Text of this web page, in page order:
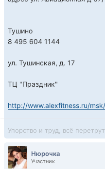
Тушино
8 495 604 1144
ул. Тушинская, д. 17
ТЦ "Праздник"
http://www.alexfitness.ru/
Упорство и труд, всё
Нюрочка
Участник